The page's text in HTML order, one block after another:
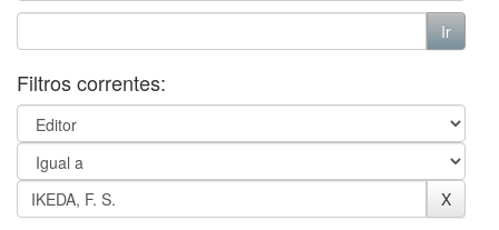
Filtros correntes: